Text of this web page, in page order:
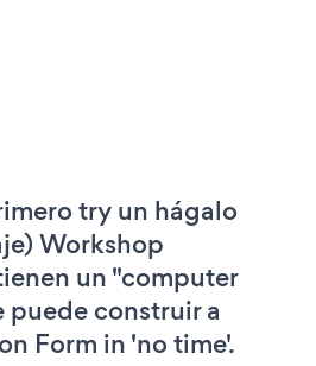
try un hágalo
Workshop
un "computer
construir a
Form in 'no time'.